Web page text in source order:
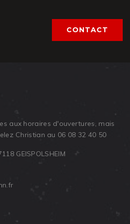
CONTACT
aux horaires d'ouvertures, mais
Christian au 06 08 32 40 50
GEISPOLSHEIM